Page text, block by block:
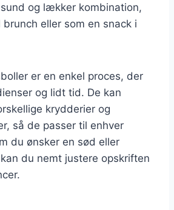
og lækker kombination,
eller som en snack i
er en enkel proces, der
og lidt tid. De kan
krydderier og
så de passer til enhver
du ønsker en sød eller
du nemt justere opskriften